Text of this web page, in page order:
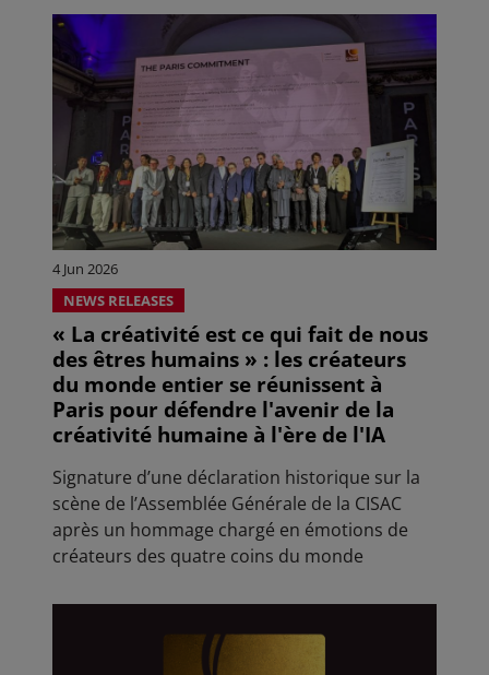
4 Jun 2026
NEWS RELEASES
« La créativité est ce qui fait de nous
des êtres humains » : les créateurs
du monde entier se réunissent à
Paris pour défendre l'avenir de la
créativité humaine à l'ère de l'IA
Signature d’une déclaration historique sur la
scène de l’Assemblée Générale de la CISAC
après un hommage chargé en émotions de
créateurs des quatre coins du monde